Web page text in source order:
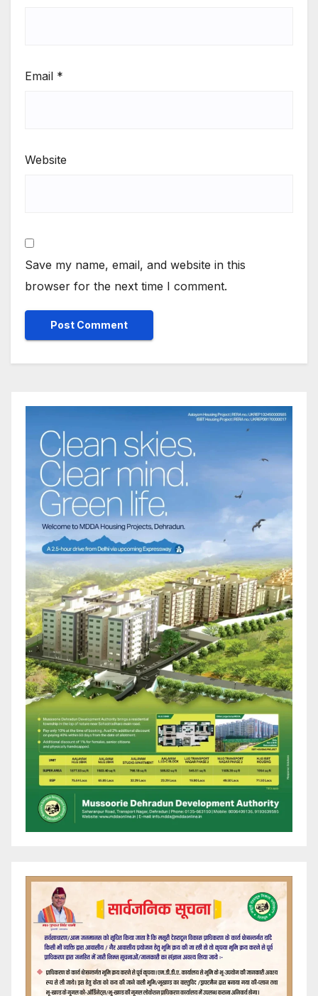
Email *
Website
Save my name, email, and website in this
browser for the next time I comment.